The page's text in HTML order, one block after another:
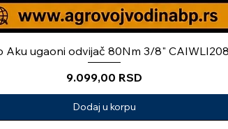
Aku ugaoni odvijač 80Nm 3/8"
Price
9.099,00 RSD
Dodaj u korpu